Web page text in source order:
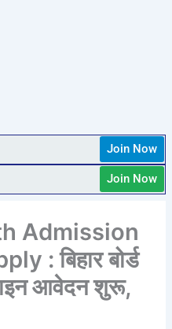
Join Now
Join Now
Admission
: बिहार बोर्ड
आवेदन शुरू,